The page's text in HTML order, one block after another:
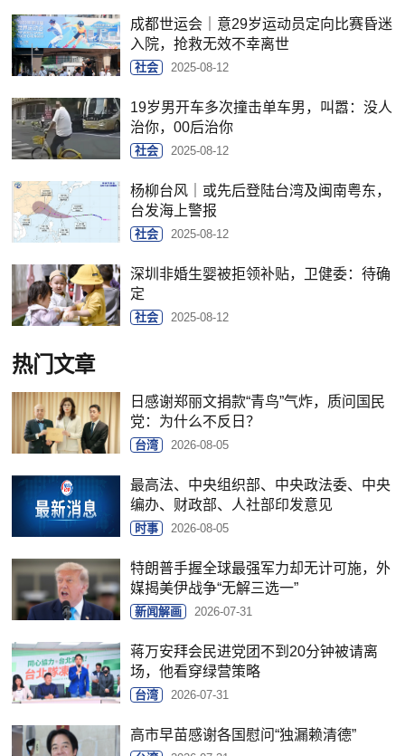
成都世运会｜意29岁运动员定向比赛昏迷
入院，抢救无效不幸离世
社会 2025-08-12
19岁男开车多次撞击单车男，叫嚣：没人
治你，00后治你
社会 2025-08-12
杨柳台风｜或先后登陆台湾及闽南粤东，
台发海上警报
社会 2025-08-12
深圳非婚生婴被拒领补贴，卫健委：待确
定
社会 2025-08-12
热门文章
日感谢郑丽文捐款“青鸟”气炸，质问国民
党：为什么不反日？
台湾 2026-08-05
最高法、中央组织部、中央政法委、中央
编办、财政部、人社部印发意见
时事 2026-08-05
特朗普手握全球最强军力却无计可施，外
媒揭美伊战争“无解三选一”
新闻解画 2026-07-31
蒋万安拜会民进党团不到20分钟被请离
场，他看穿绿营策略
台湾 2026-07-31
高市早苗感谢各国慰问“独漏赖清德”